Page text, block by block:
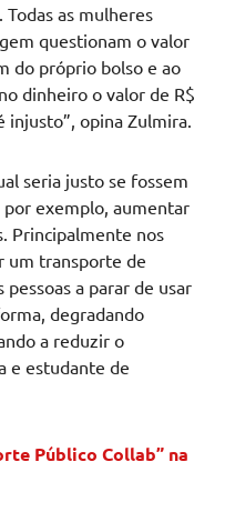
as mulheres
questionam o valor
do próprio bolso e ao
dinheiro o valor de R$
injusto”, opina Zulmira.
seria justo se fossem
por exemplo, aumentar
Principalmente nos
um transporte de
a parar de usar
degradando
a reduzir o
e estudante de
Público Collab” na